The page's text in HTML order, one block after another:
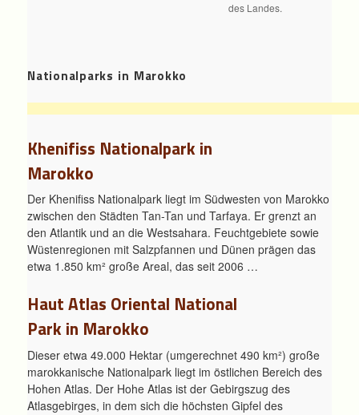
des Landes.
Nationalparks in Marokko
Khenifiss Nationalpark in
Marokko
Der Khenifiss Nationalpark liegt im Südwesten von Marokko
zwischen den Städten Tan-Tan und Tarfaya. Er grenzt an
den Atlantik und an die Westsahara. Feuchtgebiete sowie
Wüstenregionen mit Salzpfannen und Dünen prägen das
etwa 1.850 km² große Areal, das seit 2006 …
Haut Atlas Oriental National
Park in Marokko
Dieser etwa 49.000 Hektar (umgerechnet 490 km²) große
marokkanische Nationalpark liegt im östlichen Bereich des
Hohen Atlas. Der Hohe Atlas ist der Gebirgszug des
Atlasgebirges, in dem sich die höchsten Gipfel des